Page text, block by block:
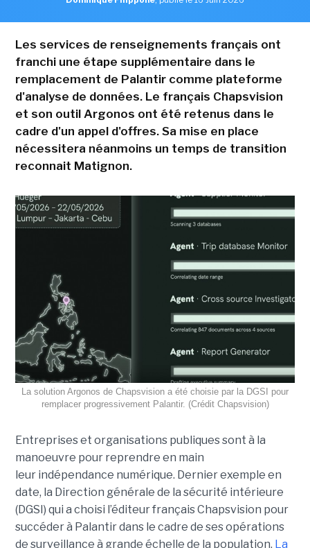
Les services de renseignements français ont
franchi une étape supplémentaire dans le
remplacement de Palantir comme plateforme
d'analyse de données. Le français Chapsvision
et son outil Argonos ont été retenus dans le
cadre d'un appel d'offres. Sa mise en place
nécessitera néanmoins un temps de transition
reconnait Matignon.
La solution Argonos de Chapsvision a été choisie par la DGSI pour
remplacer progressivement Palantir. (Crédit Chapsvision)
Entreprises et organisations publiques sont à la
manoeuvre pour reprendre en main
leur indépendance numérique. Dernier exemple en
date, la Direction générale de la sécurité intérieure
(DGSI) qui a choisi l’éditeur français Chapsvision pour
succéder à Palantir dans le cadre de ses opérations
de surveillance à grande échelle de la population. La